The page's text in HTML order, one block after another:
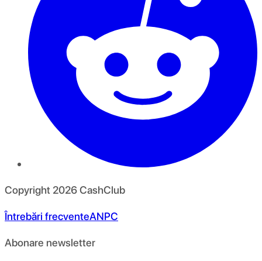
Copyright 2026CashClub
Întrebări frecventeANPC
Abonare newsletter